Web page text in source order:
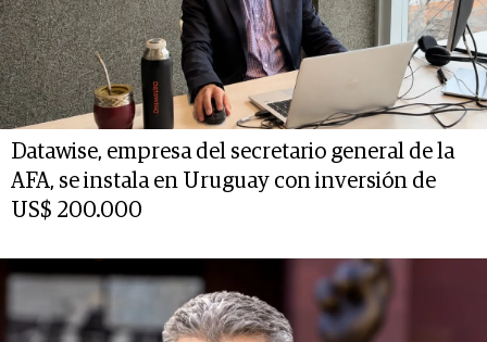
Datawise, empresa del secretario general de la
AFA, se instala en Uruguay con inversión de
US$ 200.000